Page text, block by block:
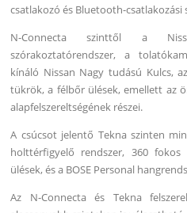
csatlakozó és Bluetooth-csatlakozási
N-Connecta szinttől a
szórakoztatórendszer, a
kínáló Nissan Nagy tudású Kulcs,
tükrök, a félbőr ülések, emellett az
alapfelszereltségének részei.
A csúcsot jelentő Tekna szinten
holttérfigyelő rendszer, 360
ülések, és a BOSE Personal
Az N-Connecta és Tekna